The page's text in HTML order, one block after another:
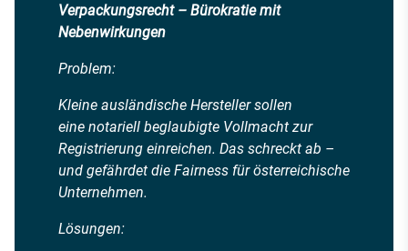
Verpackungsrecht – Bürokratie mit
Nebenwirkungen
Problem:
Kleine ausländische Hersteller sollen
eine notariell beglaubigte Vollmacht zur
Registrierung einreichen. Das schreckt ab –
und gefährdet die Fairness für österreichische
Unternehmen.
Lösungen: